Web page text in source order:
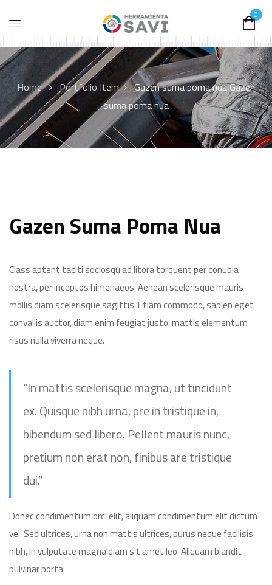
0
Home Portfolio Item Gazen suma poma nuaGazen
suma poma nua
Gazen Suma Poma Nua
Class aptent taciti sociosqu ad litora torquent per conubia
nostra, per inceptos himenaeos. Aenean scelerisque mauris
mollis diam scelerisque sagittis. Etiam commodo, sapien eget
convallis auctor, diam enim feugiat justo, mattis elementum
risus nulla viverra neque.
“In mattis scelerisque magna, ut tincidunt
ex. Quisque nibh urna, pre in tristique in,
bibendum sed libero. Pellent mauris nunc,
pretium non erat non, finibus are tristique
dui.”
Donec condimentum orci elit, aliquam condimentum elit dictum
vel. Sed ultrices, urna non mattis ultrices, purus neque facilisis
nibh, in vulputate magna diam sit amet leo. Aliquam blandit
pulvinar porta.